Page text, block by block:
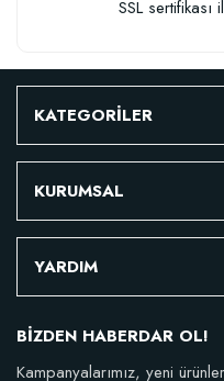
SSL
KATEGORİLER
KURUMSAL
YARDIM
BİZDEN HABERDAR OL!
Kampanyalarımız, yeni